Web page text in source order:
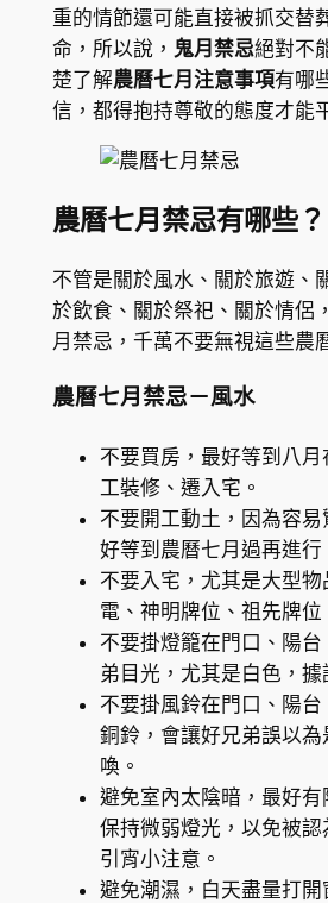
重的情節還可能直接被抓交替
命，所以說， 鬼月禁忌絕對不
楚了解農曆七月注意事項有哪
信，都得抱持尊敬的態度才能
農曆七月禁忌有哪些？
不管是關於風水、關於旅遊、
於飲食、關於祭祀、關於情侶
月禁忌，千萬不要無視這些農
農曆七月禁忌－風水
不要買房，最好等到八
工裝修、遷入宅。
不要開工動土，因為容
好等到農曆七月過再進行
不要入宅，尤其是大型
電、神明牌位、祖先牌位
不要掛燈籠在門口、陽
弟目光，尤其是白色，據
不要掛風鈴在門口、陽
銅鈴，會讓好兄弟誤以為
喚。
避免室內太陰暗，最好
保持微弱燈光，以免被
引宵小注意。
避免潮濕，白天盡量打